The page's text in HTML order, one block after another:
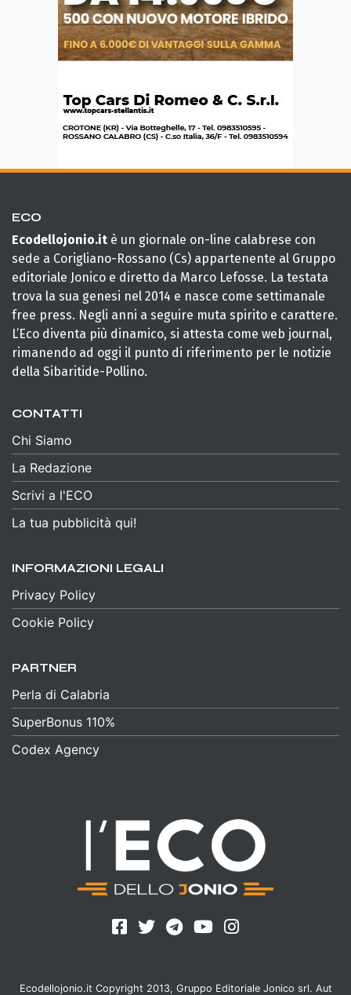
ECO
Ecodellojonio.it è un giornale on-line calabrese con
sede a Corigliano-Rossano (Cs) appartenente al Gruppo
editoriale Jonico e diretto da Marco Lefosse. La testata
trova la sua genesi nel 2014 e nasce come settimanale
free press. Negli anni a seguire muta spirito e carattere.
L’Eco diventa più dinamico, si attesta come web journal,
rimanendo ad oggi il punto di riferimento per le notizie
della Sibaritide-Pollino.
CONTATTI
Chi Siamo
La Redazione
Scrivi a l'ECO
La tua pubblicità qui!
INFORMAZIONI LEGALI
Privacy Policy
Cookie Policy
PARTNER
Perla di Calabria
SuperBonus 110%
Codex Agency
Ecodellojonio.it Copyright 2013, Gruppo Editoriale Jonico srl. Aut